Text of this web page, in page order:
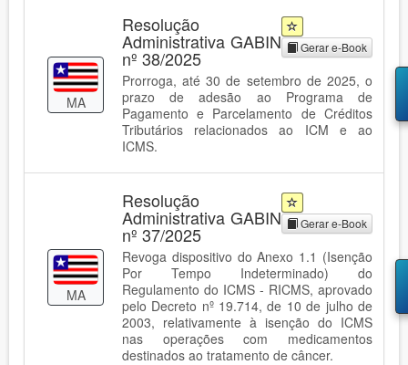
MA
Resolução
Administrativa GABIN
nº 38/2025 Gerar e-Book
Prorroga, até 30 de setembro de 2025, o
prazo de adesão ao Programa de
Pagamento e Parcelamento de Créditos
Tributários relacionados ao ICM e ao
ICMS.
MA
Resolução
Administrativa GABIN
nº 37/2025 Gerar e-Book
Revoga dispositivo do Anexo 1.1 (Isenção
Por Tempo Indeterminado) do
Regulamento do ICMS - RICMS, aprovado
pelo Decreto nº 19.714, de 10 de julho de
2003, relativamente à isenção do ICMS
nas operações com medicamentos
destinados ao tratamento de câncer.